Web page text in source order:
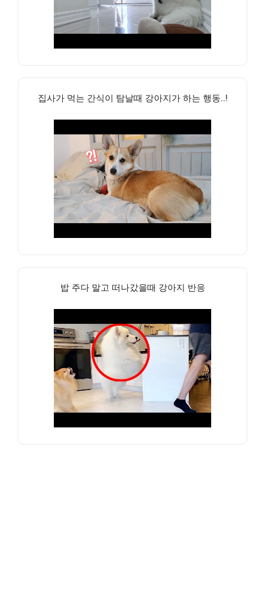
집사가 먹는 간식이 탐날때 강아지가 하는 행동..!
밥 주다 말고 떠나갔을때 강아지 반응